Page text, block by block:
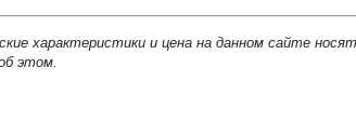
характеристики и цена на данном сайте
этом.